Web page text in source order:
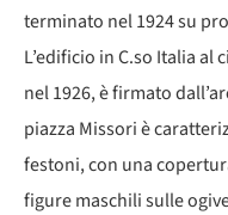
terminato nel 1924 su
L’edificio in C.so Italia al
nel 1926, è firmato
piazza Missori è
festoni, con una
figure maschili sulle